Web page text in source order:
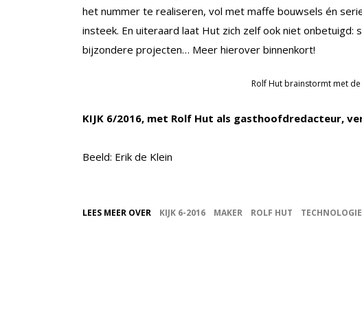
het nummer te realiseren, vol met maffe bouwsels én
insteek. En uiteraard laat Hut zich zelf ook niet onbetuigd:
bijzondere projecten… Meer hierover binnenkort!
Rolf Hut brainstormt met de
KIJK 6/2016, met Rolf Hut als gasthoofdredacteur,
Beeld: Erik de Klein
LEES MEER OVER KIJK 6-2016 MAKER ROLF HUT TECHNOLOGIE